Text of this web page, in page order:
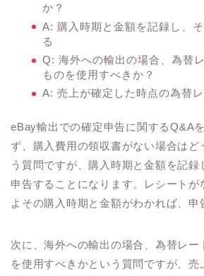
か？
A: 購入時期と金額を記録し、
る
Q: 海外への輸出の場合、為替
ものを使用すべきか？
A: 売上が確定した時点の為替
eBay輸出での確定申告に関するQ&A
ず、購入費用の領収書がない場合はど
う質問ですが、購入時期と金額を記録
申告することになります。レシートが
よその購入時期と金額がわかれば、申
次に、海外への輸出の場合、為替レー
を使用すべきかという質問ですが、